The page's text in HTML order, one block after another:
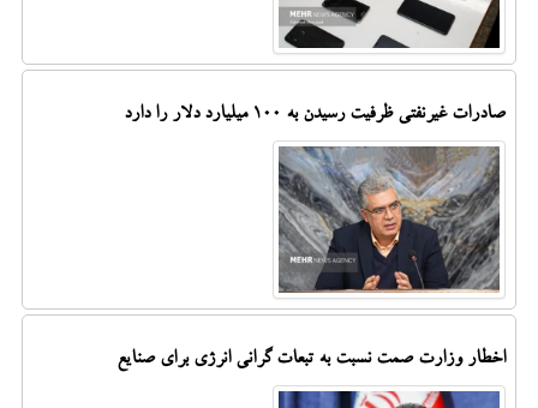
صادرات غیرنفتی ظرفیت رسیدن به ۱۰۰ میلیارد دلار را دارد
اخطار وزارت صمت نسبت به تبعات گرانی انرژی برای صنایع